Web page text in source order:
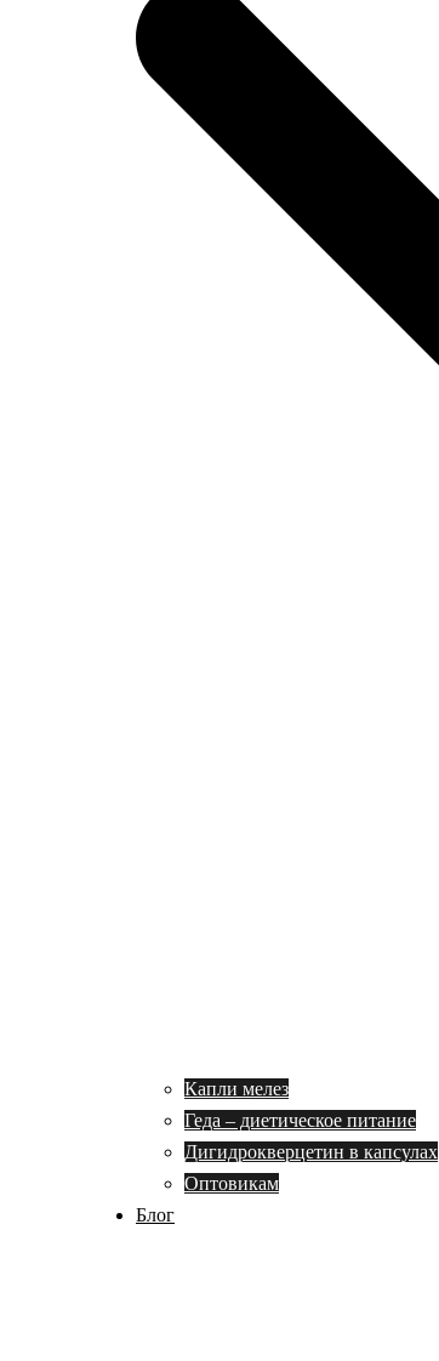
Капли мелез
Геда – диетическое питание
Дигидрокверцетин в капсулах
Оптовикам
Блог